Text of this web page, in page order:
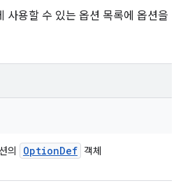
사용할 수 있는 옵션 목록에 옵션을
의 OptionDef 객체